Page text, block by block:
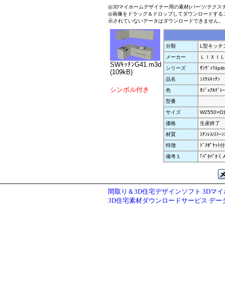
◎3Dマイホームデザイナー用の素材(パーツ/テクス
◎画像をドラッグ＆ドロップしてダウンロードす
示されていないデータはダウンロードできません。
SWｷｯﾁﾝG41.m3d
(109kB)
シンボル付き
分類
L型キッチ
メーカー
ＬＩＸＩＬ
シリーズ
ｻﾝｳﾞｧﾘｴ
品名
ｼｽﾃﾑｷｯﾁﾝ
色
ｶｼﾞｭｱﾙｸﾞﾚｰ
型番
サイズ
価格
生産終了
材質
ｽﾃﾝﾚｽ/ｽﾄｰ
特徴
ﾄﾞｱﾎﾟｹｯﾄ
備考１
｢ﾊﾟﾀﾊﾟﾀ
間取り＆3D住宅デザインソフト 3Dマ
3D住宅素材ダウンロードサービス デー